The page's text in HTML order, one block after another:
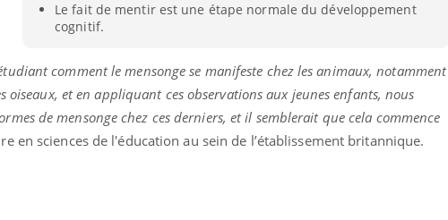
Le fait de mentir est une étape normale du développement
cognitif.
comment le mensonge se manifeste chez les animaux, notamment
oiseaux, et en appliquant ces observations aux jeunes enfants, nous
de mensonge chez ces derniers, et il semblerait que cela commence
en sciences de l'éducation au sein de l’établissement britannique.